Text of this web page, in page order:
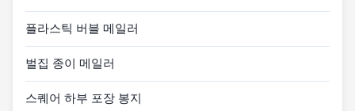
플라스틱 버블 메일러
벌집 종이 메일러
스퀘어 하부 포장 봉지